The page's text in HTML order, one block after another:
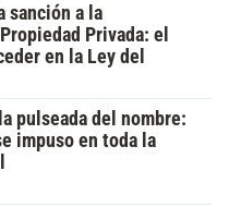
sanción a la
Privada: el
en la Ley del
pulseada del nombre:
impuso en toda la